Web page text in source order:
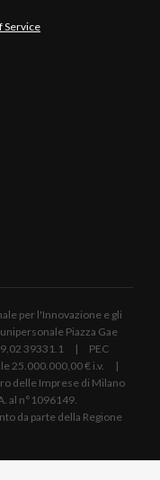
Service
per l'Innovazione e gli
Piazza Gae
39331.1 | PEC
25.000.000,00 € i.v. |
delle Imprese di Milano
n°1096149.
da parte della Regione